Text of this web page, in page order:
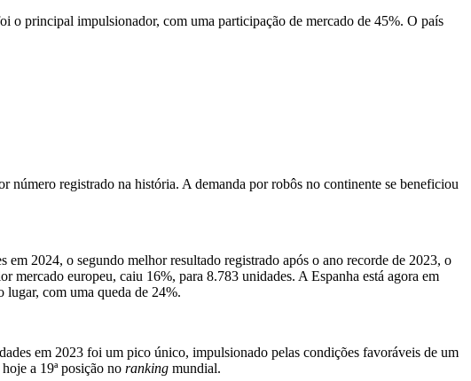
o principal impulsionador, com uma participação de mercado de 45%. O país
número registrado na história. A demanda por robôs no continente se beneficiou
2024, o segundo melhor resultado registrado após o ano recorde de 2023, o
mercado europeu, caiu 16%, para 8.783 unidades. A Espanha está agora em
lugar, com uma queda de 24%.
em 2023 foi um pico único, impulsionado pelas condições favoráveis de um
hoje a 19ª posição no ranking mundial.